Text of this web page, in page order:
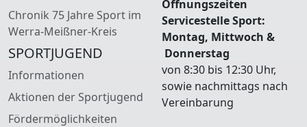
Chronik 75 Jahre Sport im
Werra-Meißner-Kreis
SPORTJUGEND
Informationen
Aktionen der Sportjugend
Fördermöglichkeiten
Öffnungszeiten
Servicestelle Sport:
Montag, Mittwoch &
Donnerstag
von 8:30 bis 12:30 Uhr,
sowie nachmittags nach
Vereinbarung